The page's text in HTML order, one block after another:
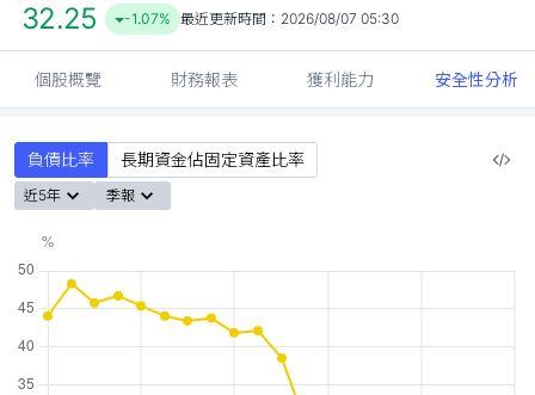
32.25 -1.07% 最近更新時間： 2026/08/07 05:30
個股概覽 財務報表 獲利能力 安全性分析
負債比率 長期資金佔固定資產比率
近5年 季報